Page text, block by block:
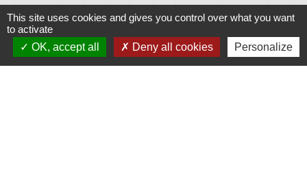
This site uses cookies and gives you control over what you want
to activate
OK, accept all
Deny all cookies Personalize